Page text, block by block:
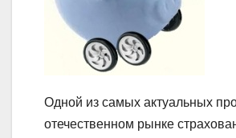
Одной из самых актуальных
отечественном рынке